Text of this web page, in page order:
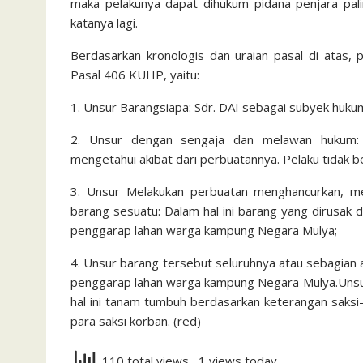
maka pelakunya dapat dihukum pidana penjara
katanya lagi.
Berdasarkan kronologis dan uraian pasal di atas,
Pasal 406 KUHP, yaitu:
1. Unsur Barangsiapa: Sdr. DAI sebagai subyek
2. Unsur dengan sengaja dan melawan
mengetahui akibat dari perbuatannya. Pelaku tidak
3. Unsur Melakukan perbuatan menghancurkan,
barang sesuatu: Dalam hal ini barang yang
penggarap lahan warga kampung Negara Mulya;
4. Unsur barang tersebut seluruhnya atau sebagian
penggarap lahan warga kampung Negara
hal ini tanam tumbuh berdasarkan keterangan
para saksi korban. (red)